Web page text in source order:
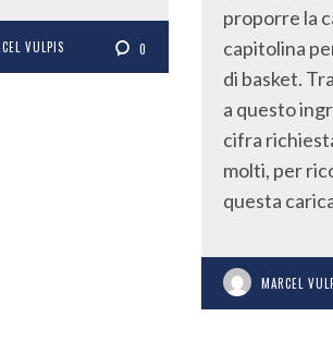
VULPIS 0
proporre la
capitolina
di basket.
a questo
cifra
molti, per
questa
MARCEL